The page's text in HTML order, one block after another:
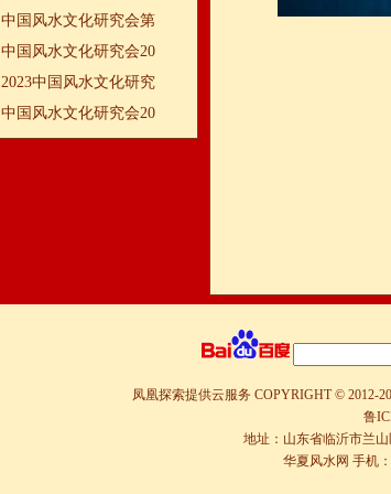
中国风水文化研究会第
中国风水文化研究会20
2023中国风水文化研究
中国风水文化研究会20
凤凰探索提供云服务 COPYRIGHT © 2012-
鲁
地址：山东省临沂市兰
华夏风水网 手机：